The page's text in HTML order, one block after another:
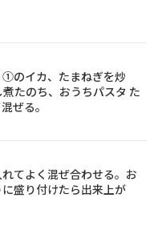
①のイカ、たまねぎを炒
たのち、おうちパスタ た
ぜる。
てよく混ぜ合わせる。お
盛り付けたら出来上が